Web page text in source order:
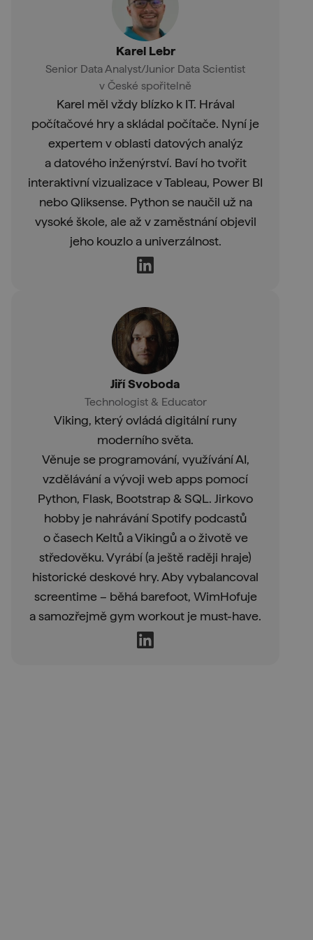
Karel Lebr
Senior Data Analyst/Junior Data Scientist
v České spořitelně
Karel měl vždy blízko k IT. Hrával
počítačové hry a skládal počítače. Nyní je
expertem v oblasti datových analýz
a datového inženýrství. Baví ho tvořit
interaktivní vizualizace v Tableau, Power BI
nebo Qliksense. Python se naučil už na
vysoké škole, ale až v zaměstnání objevil
jeho kouzlo a univerzálnost.
Jiří Svoboda
Technologist & Educator
Viking, který ovládá digitální runy
moderního světa.
Věnuje se programování, využívání AI,
vzdělávání a vývoji web apps pomocí
Python, Flask, Bootstrap & SQL. Jirkovo
hobby je nahrávání Spotify podcastů
o časech Keltů a Vikingů a o životě ve
středověku. Vyrábí (a ještě raději hraje)
historické deskové hry. Aby vybalancoval
screentime – běhá barefoot, WimHofuje
a samozřejmě gym workout je must-have.